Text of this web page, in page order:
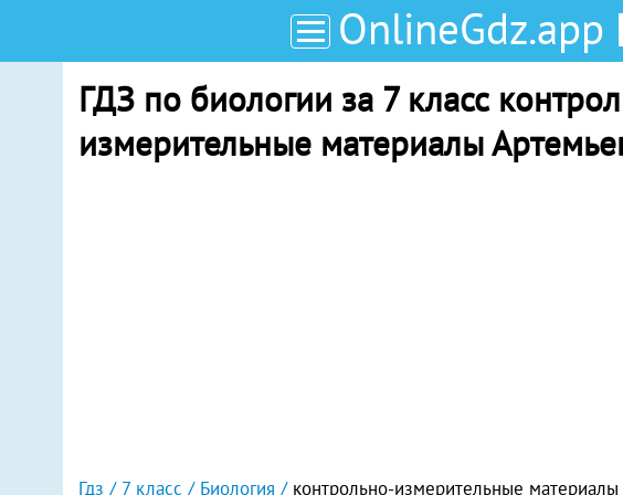
OnlineGdz.app
ГДЗ по биологии за 7 класс
измерительные материалы
Гдз 7 класс Биология контрольно-измерительные